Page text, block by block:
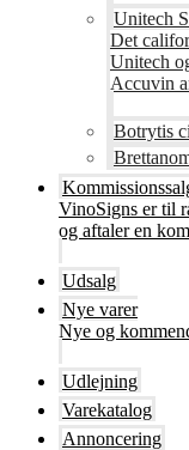
Unitech
Det
Unitech
Accuvin
Botrytis
VinoSigns er til
og aftaler en
Udsalg
Nye varer
Nye og
Udlejning
Varekatalog
Annoncering